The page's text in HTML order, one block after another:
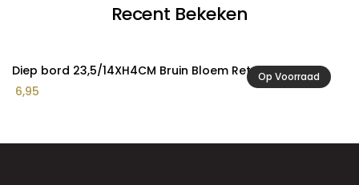
Recent Bekeken
Op Voorraad
Diep bord 23,5/14XH4CM Bruin Bloem Retro
6,95